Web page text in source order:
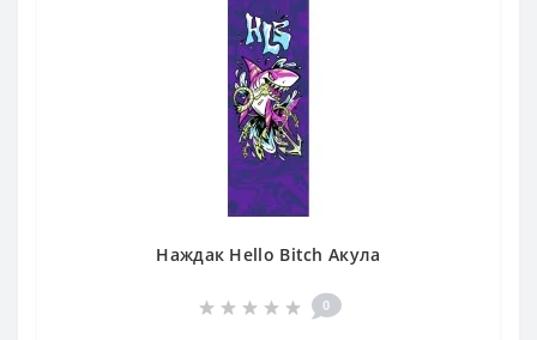
Наждак Hello Bitch Акула
0